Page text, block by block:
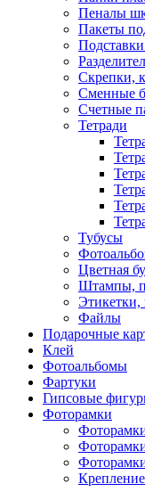
Пеналы
Пакеты
Скрепки,
Сменные
Счетные
Тетради
Тубусы
Цветная
Штампы,
Этикетки,
Файлы
Подарочные
Клей
Фотоальбомы
Фартуки
Гипсовые
Фоторамки
Крепление